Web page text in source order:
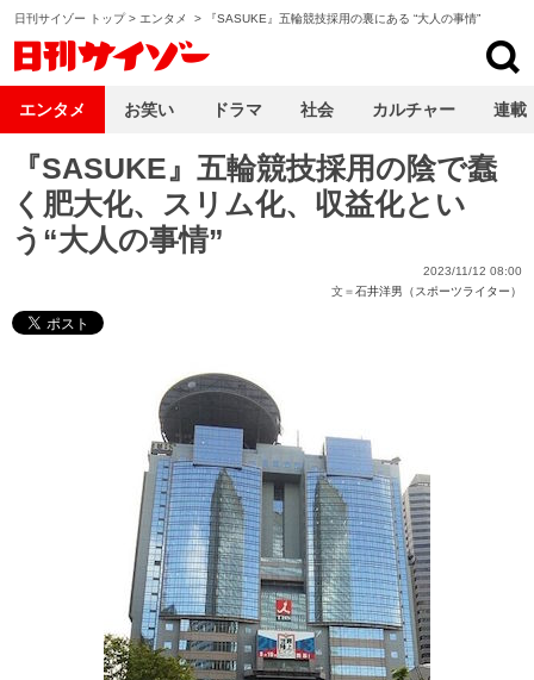
日刊サイゾー トップ> エンタメ > 『SASUKE』五輪競技採用の裏にある “大人の事情”
『SASUKE』五輪競技採用の陰で蠢
く肥大化、スリム化、収益化とい
う“大人の事情”
2023/11/12 08:00
文＝石井洋男（スポーツライター）
エンタメ お笑い ドラマ 社会 カルチャー 連載